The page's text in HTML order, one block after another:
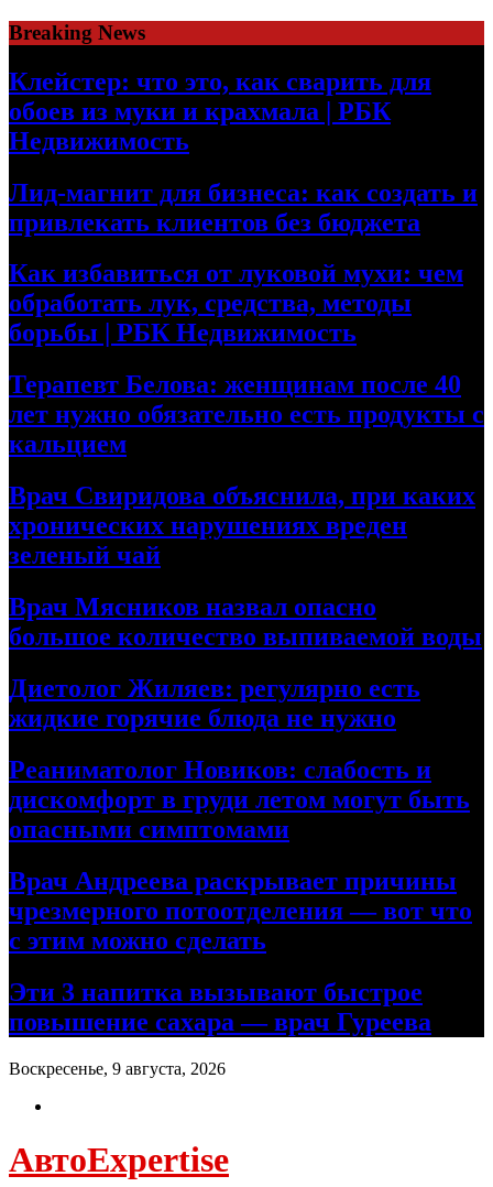
Skip
to
content
Breaking News
Клейстер: что это, как сварить для
обоев из муки и крахмала | РБК
Недвижимость
Лид-магнит для бизнеса: как создать и
привлекать клиентов без бюджета
Как избавиться от луковой мухи: чем
обработать лук, средства, методы
борьбы | РБК Недвижимость
Терапевт Белова: женщинам после 40
лет нужно обязательно есть продукты с
кальцием
Врач Свиридова объяснила, при каких
хронических нарушениях вреден
зеленый чай
Врач Мясников назвал опасно
большое количество выпиваемой воды
Диетолог Жиляев: регулярно есть
жидкие горячие блюда не нужно
Реаниматолог Новиков: слабость и
дискомфорт в груди летом могут быть
опасными симптомами
Врач Андреева раскрывает причины
чрезмерного потоотделения — вот что
с этим можно сделать
Эти 3 напитка вызывают быстрое
повышение сахара — врач Гуреева
Воскресенье, 9 августа, 2026
АвтоExpertise